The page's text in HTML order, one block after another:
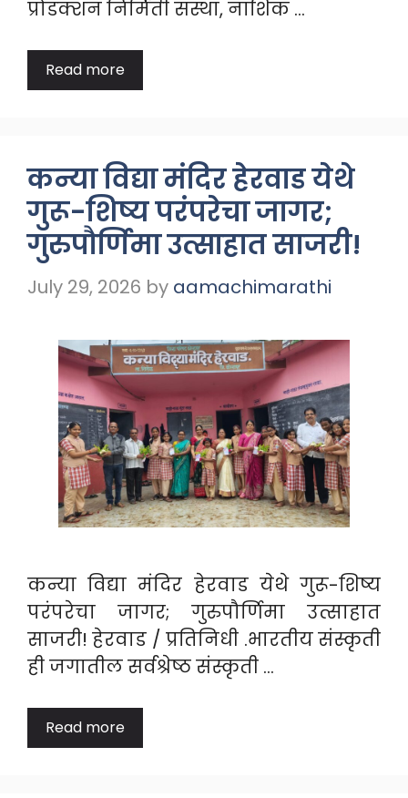
प्रोडक्शन निर्मिती संस्था, नाशिक …
Read more
कन्या विद्या मंदिर हेरवाड येथे
गुरू-शिष्य परंपरेचा जागर;
गुरुपौर्णिमा उत्साहात साजरी!
July 29, 2026 by aamachimarathi
कन्या विद्या मंदिर हेरवाड येथे गुरू-शिष्य
परंपरेचा जागर; गुरुपौर्णिमा उत्साहात
साजरी! ​हेरवाड / प्रतिनिधी .भारतीय संस्कृती
ही जगातील सर्वश्रेष्ठ संस्कृती …
Read more